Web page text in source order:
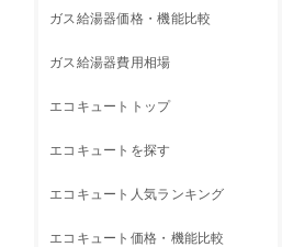
ガス給湯器価格・機能比較
ガス給湯器費用相場
エコキュートトップ
エコキュートを探す
エコキュート人気ランキング
エコキュート価格・機能比較